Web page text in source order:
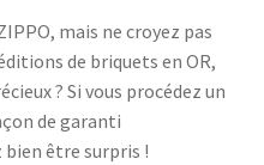
mais ne croyez pas
de briquets en OR,
? Si vous procédez un
de garanti
bien être surpris !